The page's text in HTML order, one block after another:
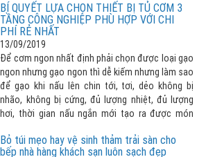
mới của Đức để phục vụ quá trình sản xuất thiết
bị chất lượng cao.
BÍ QUYẾT LỰA CHỌN THIẾT BỊ TỦ CƠM 3
TẦNG CÔNG NGHIỆP PHÙ HỢP VỚI CHI
PHÍ RẺ NHẤT
13/09/2019
Để cơm ngon nhất định phải chọn được loại gạo
ngon nhưng gạo ngon thì dễ kiếm nhưng làm sao
để gạo khi nấu lên chin tới, tơi, dẻo không bị
nhão, không bị cứng, đủ lượng nhiệt, đủ lượng
hơi, thời gian nấu ngắn mới tạo ra được món
BỊ NẤU CƠM TỐT, PHÙ HỢP QUYẾT ĐỊNH ĐẾN 80%
Bỏ túi mẹo hay vệ sinh thảm trải sàn cho
bếp nhà hàng khách sạn luôn sạch đẹp